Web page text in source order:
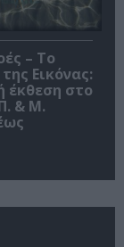
– Το
Εικόνας:
έκθεση στο
& Μ.